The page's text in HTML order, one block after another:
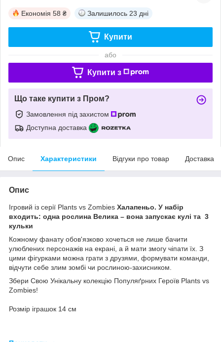
Економія 58 ₴ Залишилось 23 дні
Купити
або
Купити з
Що таке купити з Пром?
Замовлення під захистом
Доступна доставка
Опис Характеристики Відгуки про товар Доставка
Опис
Ігровий із серії Plants vs Zombies Халапеньо. У набір
входить: одна рослина Велика – вона запускає кулі та 3
кульки
Кожному фанату обов'язково хочеться не лише бачити
улюблених персонажів на екрані, а й мати змогу чіпати їх. З
цими фігурками можна грати з друзями, формувати команди,
відчути себе злим зомбі чи рослиною-захисником.
Збери Свою Унікальну колекцію Популяґрних Героїв Plants vs
Zombies!
Розмір іграшок 14 см